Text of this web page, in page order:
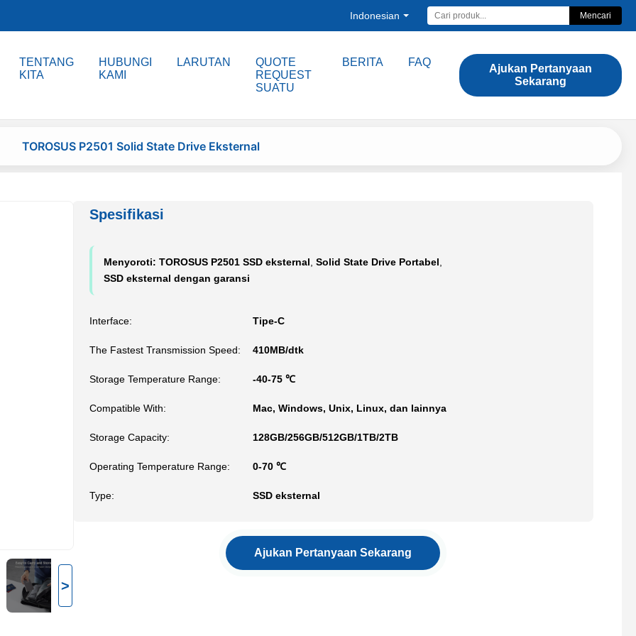
Indonesian Mencari
TENTANG
KITA
HUBUNGI
KAMI
LARUTAN
QUOTE
REQUEST
SUATU
BERITA FAQ
Ajukan Pertanyaan
Sekarang
TOROSUS P2501 Solid State Drive Eksternal
>
Spesifikasi
Menyoroti: TOROSUS P2501 SSD eksternal Solid State Drive Portabel
SSD eksternal dengan garansi
Interface: Tipe-C
The Fastest Transmission Speed: 410MB/dtk
Storage Temperature Range: -40-75 ℃
Compatible With: Mac, Windows, Unix, Linux, dan lainnya
Storage Capacity: 128GB/256GB/512GB/1TB/2TB
Operating Temperature Range: 0-70 ℃
Type: SSD eksternal
Ajukan Pertanyaan Sekarang